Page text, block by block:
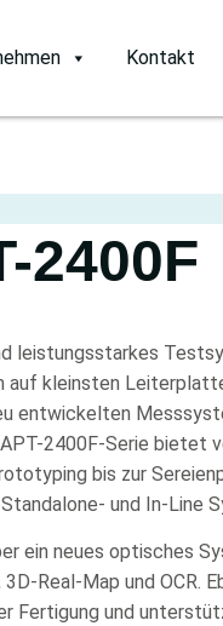
Kontakt
2400F
leistungsstarkes
auf kleinsten
entwickelten
2400F-Serie bietet
bis zur
und In-Line
ein neues optisches
Real-Map und OCR.
Fertigung und